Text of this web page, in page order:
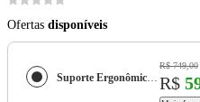
Ofertas disponíveis
Suporte Ergonômico Tipo Torre Multiarticulado de Mesa, 2 Monitores 17 a 35, Pistão a Gás, Preto, FH160L, ELG
R$ 749,00
R$